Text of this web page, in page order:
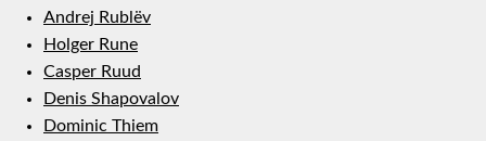
Andrej Rublëv
Holger Rune
Casper Ruud
Denis Shapovalov
Dominic Thiem